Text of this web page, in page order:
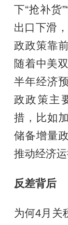
下“抢补货
出口下滑
政政策靠
随着中美
半年经济
政政策主
措，比如
储备增量
推动经济运
反差背后
为何4月关